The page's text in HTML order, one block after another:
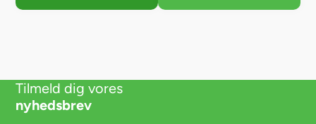
Tilmeld dig vores
nyhedsbrev